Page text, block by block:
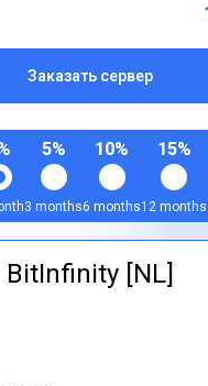
Заказать сервер
5%
3 months
10%
6 months
15%
12 months
BitInfinity [NL]